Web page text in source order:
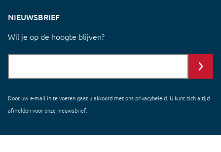
NIEUWSBRIEF
Wil je op de hoogte blijven?
Door uw e-mail in te voeren gaat u akkoord met ons privacybeleid . U kunt zich altijd
afmelden voor onze nieuwsbrief.